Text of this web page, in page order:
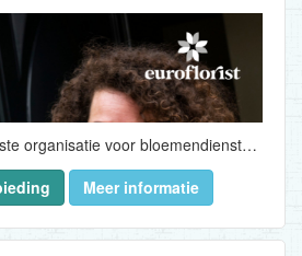
Euroflorist is de grootste organisatie voor bloemendiensten in Europa en is baanbrekend op het internet als het gaat om de verkoop van bloemen...
Meer informatie